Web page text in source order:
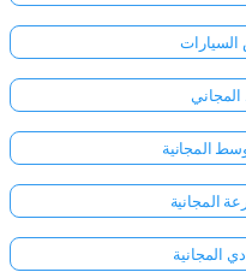
المجانية
المجانية
المجانية